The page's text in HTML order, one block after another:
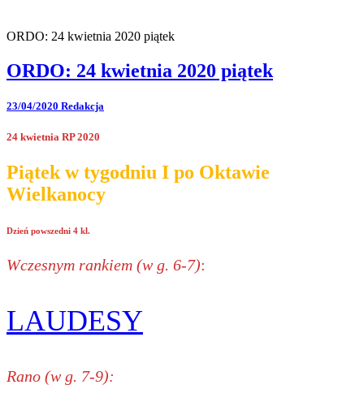
ORDO: 24 kwietnia 2020 piątek
ORDO: 24 kwietnia 2020 piątek
23/04/2020 Redakcja
24 kwietnia RP 2020
Piątek w tygodniu I po Oktawie
Wielkanocy
Dzień powszedni 4 kl.
Wczesnym rankiem (w g. 6-7):
LAUDESY
Rano (w g. 7-9):